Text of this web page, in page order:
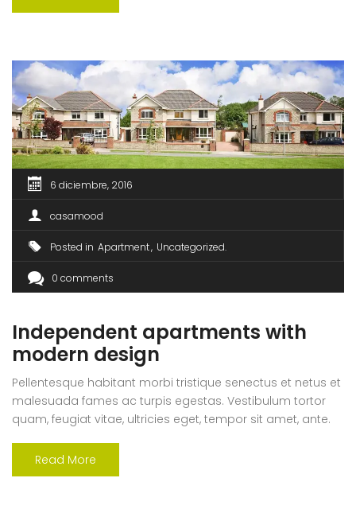
sit amet est et sapien ullamcorper pharetra. Vestibulum
6 diciembre, 2016
casamood
Posted in Apartment Uncategorized
0 comments
Independent apartments with
modern design
Pellentesque habitant morbi tristique senectus et netus et
malesuada fames ac turpis egestas. Vestibulum tortor
quam, feugiat vitae, ultricies eget, tempor sit amet, ante.
ultricies mi vitae est. Mauris placerat eleifend leo. Quisque
sit amet est et sapien ullamcorper pharetra. Vestibulum
Read More